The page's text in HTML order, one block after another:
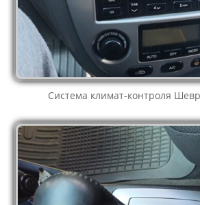
Система климат-контроля